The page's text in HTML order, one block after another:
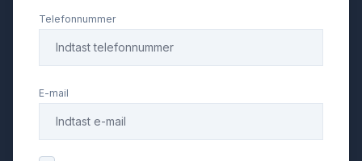
Telefonnummer
E-mail